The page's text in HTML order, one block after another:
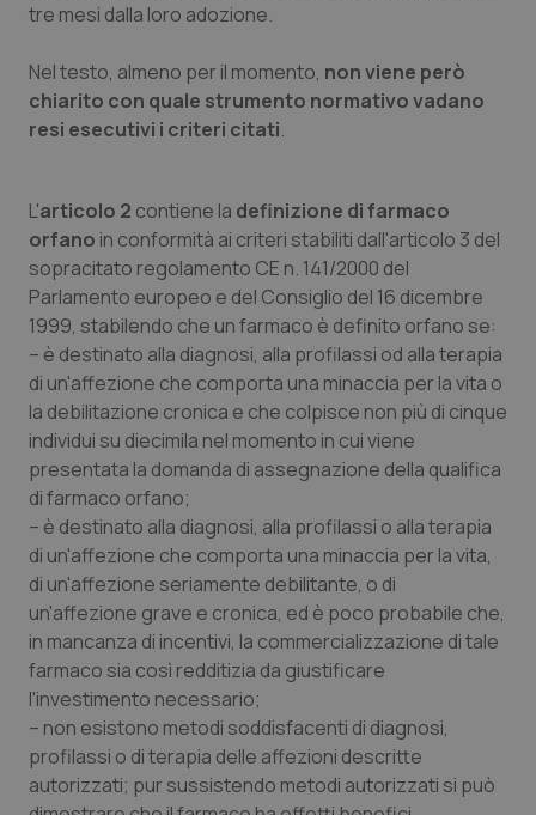
Tumore ovarico
Tumori del Polmone & Testa Collo
Tumori gastrointestinali
Ulcera & Reflusso
Vaccini
tre mesi dalla loro adozione.
Nel testo, almeno per il momento, non viene però
chiarito con quale strumento normativo vadano
resi esecutivi i criteri citati.
L'articolo 2 contiene la definizione di farmaco
orfano in conformità ai criteri stabiliti dall'articolo 3 del
sopracitato regolamento CE n. 141/2000 del
Parlamento europeo e del Consiglio del 16 dicembre
1999, stabilendo che un farmaco è definito orfano se:
– è destinato alla diagnosi, alla profilassi od alla terapia
di un'affezione che comporta una minaccia per la vita o
la debilitazione cronica e che colpisce non più di cinque
individui su diecimila nel momento in cui viene
presentata la domanda di assegnazione della qualifica
di farmaco orfano;
– è destinato alla diagnosi, alla profilassi o alla terapia
di un'affezione che comporta una minaccia per la vita,
di un'affezione seriamente debilitante, o di
un'affezione grave e cronica, ed è poco probabile che,
in mancanza di incentivi, la commercializzazione di tale
farmaco sia così redditizia da giustificare
l'investimento necessario;
– non esistono metodi soddisfacenti di diagnosi,
profilassi o di terapia delle affezioni descritte
autorizzati; pur sussistendo metodi autorizzati si può